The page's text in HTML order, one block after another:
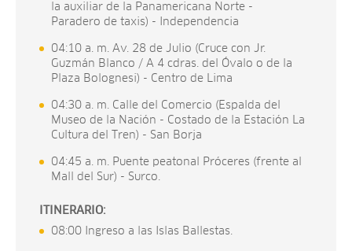
la auxiliar de la Panamericana Norte -
Paradero de taxis) - Independencia
04:10 a. m. Av. 28 de Julio (Cruce con Jr.
Guzmán Blanco / A 4 cdras. del Óvalo o de la
Plaza Bolognesi) - Centro de Lima
04:30 a. m. Calle del Comercio (Espalda del
Museo de la Nación - Costado de la Estación La
Cultura del Tren) - San Borja
04:45 a. m. Puente peatonal Próceres (frente al
Mall del Sur) - Surco.
ITINERARIO:
08:00 Ingreso a las Islas Ballestas.